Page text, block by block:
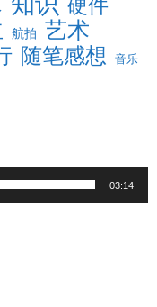
航拍 艺术
随笔感想 音乐
03:14